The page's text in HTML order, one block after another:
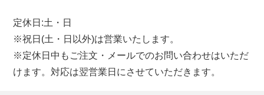
定休日:土・日
※祝日(土・日以外)は営業いたします。
※定休日中もご注文・メールでのお問い合わせはいただ
けます。対応は翌営業日にさせていただきます。